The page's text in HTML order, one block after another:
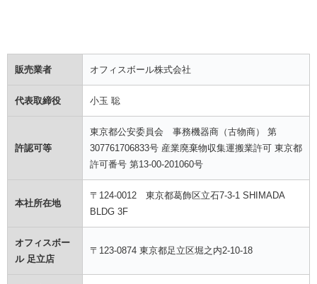
販売業者 オフィスボール株式会社
代表取締役 小玉 聡
許認可等
東京都公安委員会 事務機器商（古物商） 第
307761706833号 産業廃棄物収集運搬業許可 東京都
許可番号 第13-00-201060号
本社所在地
〒124-0012 東京都葛飾区立石7-3-1 SHIMADA
BLDG 3F
オフィスボー
ル 足立店
〒123-0874 東京都足立区堀之内2-10-18